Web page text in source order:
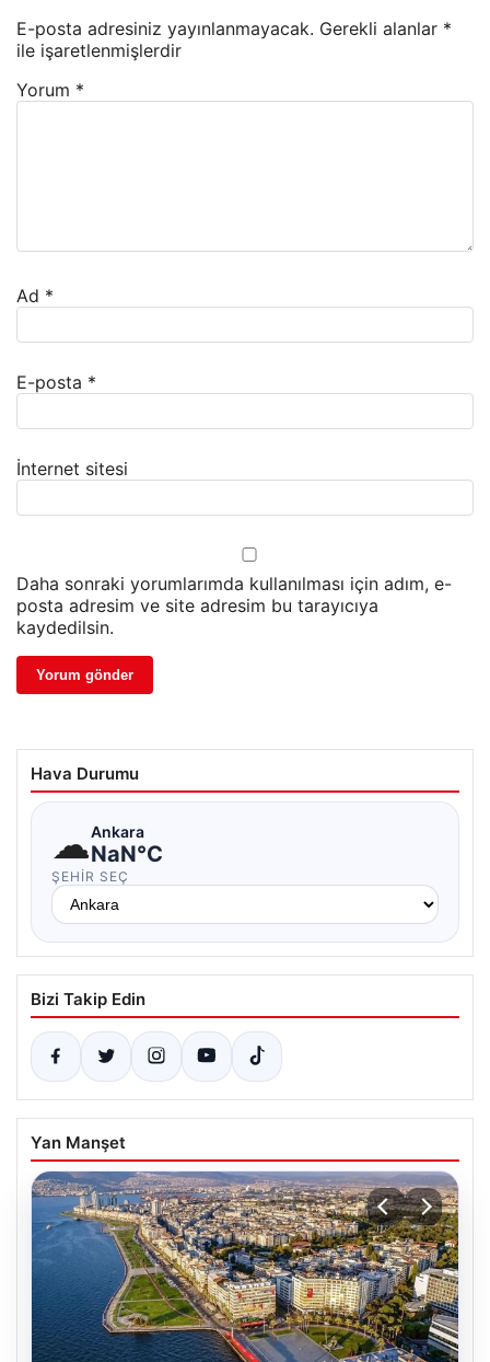
E-posta adresiniz yayınlanmayacak. Gerekli alanlar *
ile işaretlenmişlerdir
Yorum *
Ad *
E-posta *
İnternet sitesi
Daha sonraki yorumlarımda kullanılması için adım, e-
posta adresim ve site adresim bu tarayıcıya
kaydedilsin.
Hava Durumu
☁Ankara
NaN°C
ŞEHIR SEÇ
Bizi Takip Edin
Yan Manşet